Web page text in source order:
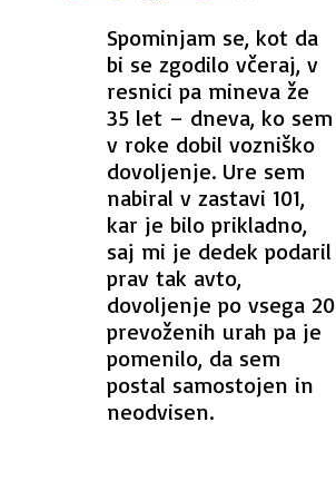
Spominjam se, kot da
bi se zgodilo včeraj, v
resnici pa mineva že
35 let – dneva, ko sem
v roke dobil vozniško
dovoljenje. Ure sem
nabiral v zastavi 101,
kar je bilo prikladno,
saj mi je dedek podaril
prav tak avto,
dovoljenje po vsega 20
prevoženih urah pa je
pomenilo, da sem
postal samostojen in
neodvisen.